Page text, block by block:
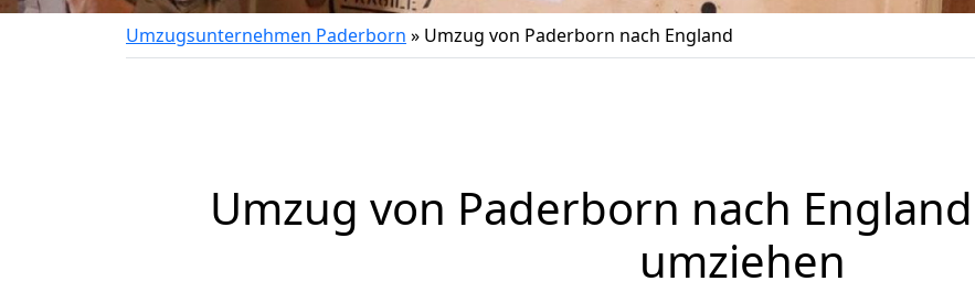
Umzugsunternehmen Paderborn » Umzug von Paderborn nach England
Umzug von Paderborn nach
umziehen